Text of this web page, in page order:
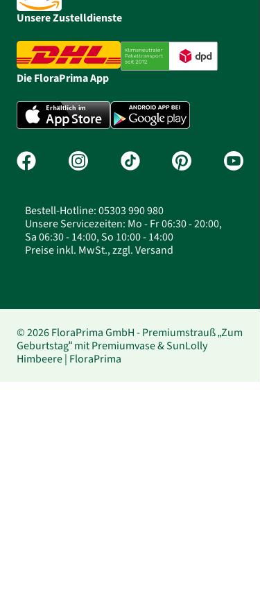
Unsere Zustelldienste
Die FloraPrima App
Bestell-Hotline: 05303 990 980
Unsere Servicezeiten: Mo - Fr 06:30 - 20:00,
Sa 06:30 - 14:00, So 10:00 - 14:00
Preise inkl. MwSt., zzgl. Versand
© 2026 FloraPrima GmbH - Premiumstrauß „Zum
Geburtstag“ mit Premiumvase & SunLolly
Himbeere | FloraPrima